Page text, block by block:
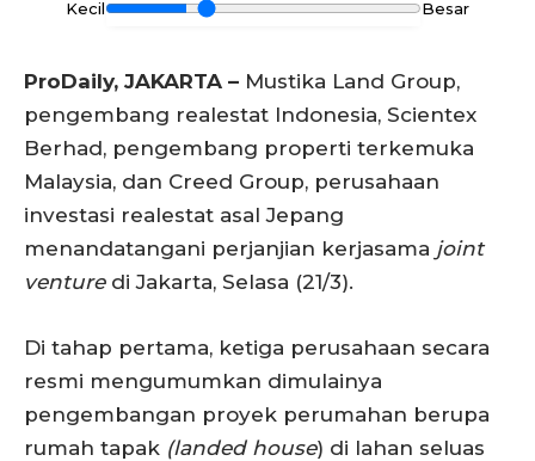
Kecil Besar
ProDaily, JAKARTA – Mustika Land Group,
pengembang realestat Indonesia, Scientex
Berhad, pengembang properti terkemuka
Malaysia, dan Creed Group, perusahaan
investasi realestat asal Jepang
menandatangani perjanjian kerjasama joint
venturedi Jakarta, Selasa (21/3).
Di tahap pertama, ketiga perusahaan secara
resmi mengumumkan dimulainya
pengembangan proyek perumahan berupa
rumah tapak (landed house) di lahan seluas